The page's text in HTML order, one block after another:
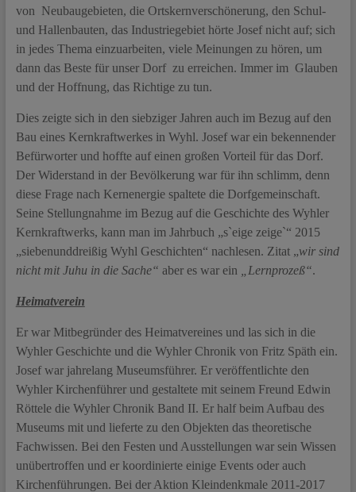
von Neubaugebieten, die Ortskernverschönerung, den Schul-
und Hallenbauten, das Industriegebiet hörte Josef nicht auf; sich
in jedes Thema einzuarbeiten, viele Meinungen zu hören, um
dann das Beste für unser Dorf zu erreichen. Immer im Glauben
und der Hoffnung, das Richtige zu tun.
Dies zeigte sich in den siebziger Jahren auch im Bezug auf den
Bau eines Kernkraftwerkes in Wyhl. Josef war ein bekennender
Befürworter und hoffte auf einen großen Vorteil für das Dorf.
Der Widerstand in der Bevölkerung war für ihn schlimm, denn
diese Frage nach Kernenergie spaltete die Dorfgemeinschaft.
Seine Stellungnahme im Bezug auf die Geschichte des Wyhler
Kernkraftwerks, kann man im Jahrbuch „s`eige zeige`“ 2015
„siebenunddreißig Wyhl Geschichten“ nachlesen. Zitat „wir sind
nicht mit Juhu in die Sache“ aber es war ein „Lernprozeß“.
Heimatverein
Er war Mitbegründer des Heimatvereines und las sich in die
Wyhler Geschichte und die Wyhler Chronik von Fritz Späth ein.
Josef war jahrelang Museumsführer. Er veröffentlichte den
Wyhler Kirchenführer und gestaltete mit seinem Freund Edwin
Röttele die Wyhler Chronik Band II. Er half beim Aufbau des
Museums mit und lieferte zu den Objekten das theoretische
Fachwissen. Bei den Festen und Ausstellungen war sein Wissen
unübertroffen und er koordinierte einige Events oder auch
Kirchenführungen. Bei der Aktion Kleindenkmale 2011-2017